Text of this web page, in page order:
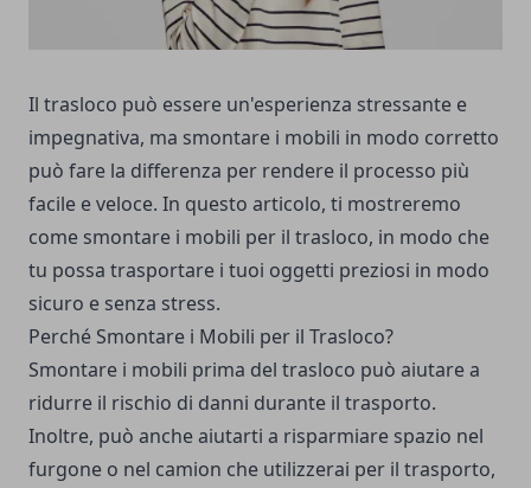
Il trasloco può essere un'esperienza stressante e
impegnativa, ma smontare i mobili in modo corretto
può fare la differenza per rendere il processo più
facile e veloce. In questo articolo, ti mostreremo
come smontare i mobili per il trasloco, in modo che
tu possa trasportare i tuoi oggetti preziosi in modo
sicuro e senza stress.
Perché Smontare i Mobili per il Trasloco?
Smontare i mobili prima del trasloco può aiutare a
ridurre il rischio di danni durante il trasporto.
Inoltre, può anche aiutarti a risparmiare spazio nel
furgone o nel camion che utilizzerai per il trasporto,